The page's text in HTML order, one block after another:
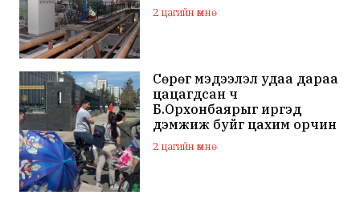
2 цагийн өмнө
Сөрөг мэдээлэл удаа дараа
цацагдсан ч
Б.Орхонбаярыг иргэд
дэмжиж буйг цахим орчин
дахь сэтгэгдэл харууллаа
2 цагийн өмнө